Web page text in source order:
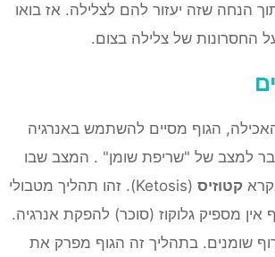
הנחה שזה יעזור להם לצלילה. אז בואו
החסרונות של צלילה בצום.
הגוף מסיים להשתמש באנרגיה
למצב של "שריפת שומן" . המצב שבו
קטוזיס
(Ketosis). זהו תהליך מטבולי
מספיק גלוקוז (סוכר) להפקת אנרגיה.
שומנים. בתהליך זה הגוף מפרק את